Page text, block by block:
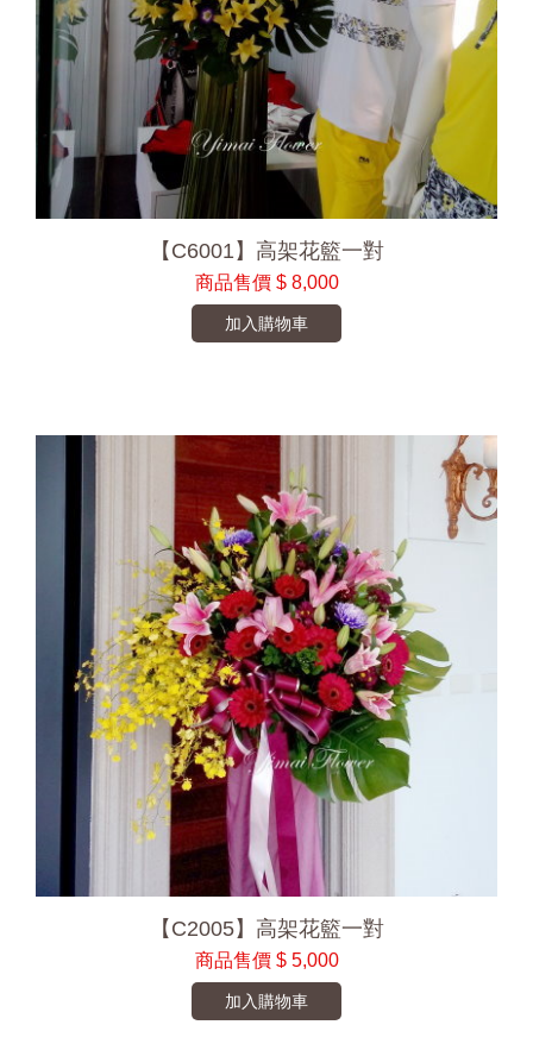
【C6001】高架花籃一對
商品售價 $ 8,000
加入購物車
【C2005】高架花籃一對
商品售價 $ 5,000
加入購物車